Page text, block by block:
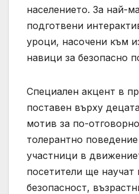
населението. За най-
подготвени
уроци, насочени към
навици за безопасно
Специален акцент в
поставен върху
мотив за по-
толерантно
участници в
посетители ще
безопасност,